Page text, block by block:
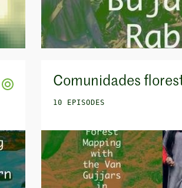
Comunidades
10 EPISODES